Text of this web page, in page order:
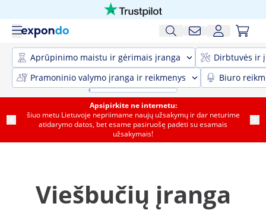
Aprūpinimo maistu ir gėrimais įranga
Dirbtuvės ir
Pramoninio valymo įranga ir reikmenys
Biuro
Apsipirkite ne internetu:
šiuo metu Lietuvoje nepriimame naujų užsakymų ir dar neturime
atidarymo datos, bet esame pasiruošę padėti su esamais
užsakymais!
Viešbučių įranga